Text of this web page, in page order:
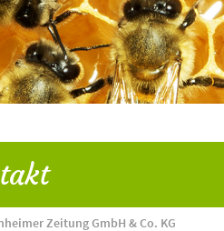
Zeitung GmbH & Co. KG